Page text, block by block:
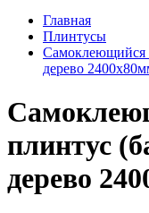
Главная
Плинтусы
Самоклеющийся
дерево
плинтус
дерево